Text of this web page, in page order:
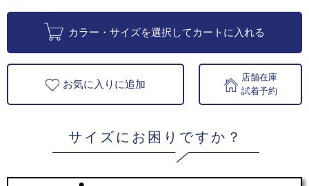
カラー・サイズを選択してカートに入れる
お気に入りに追加
店舗在庫
試着予約
サイズにお困りですか？